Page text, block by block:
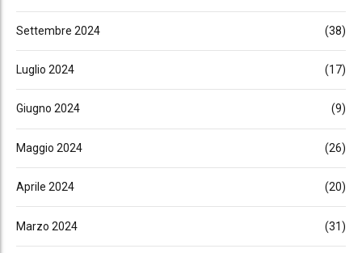
Settembre 2024 (38)
Luglio 2024 (17)
Giugno 2024 (9)
Maggio 2024 (26)
Aprile 2024 (20)
Marzo 2024 (31)